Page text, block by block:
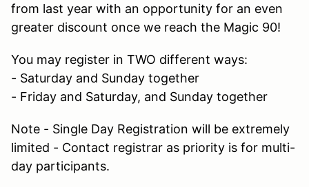
from last year with an opportunity for an even
greater discount once we reach the Magic 90!
You may register in TWO different ways:
- Saturday and Sunday together
- Friday and Saturday, and Sunday together
Note - Single Day Registration will be extremely
limited - Contact registrar as priority is for multi-
day participants.